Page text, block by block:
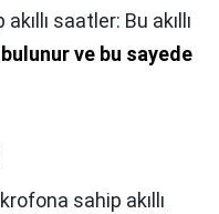
saatler: Bu akıllı
ve bu sayede
sahip akıllı